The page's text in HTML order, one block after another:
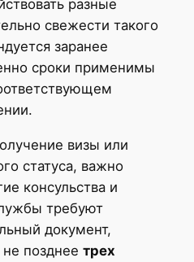
разные
свежести такого
заранее
сроки применимы
визы или
статуса, важно
консульства и
требуют
документ,
позднее трех